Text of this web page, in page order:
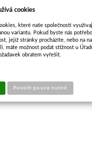
cookies
které naše společnosti
variantu. Pokud byste nás
jejíž stránky procházíte, nebo na
máte možnost podat stížnost u
obratem vyřešit.
Povolit pouze nutné